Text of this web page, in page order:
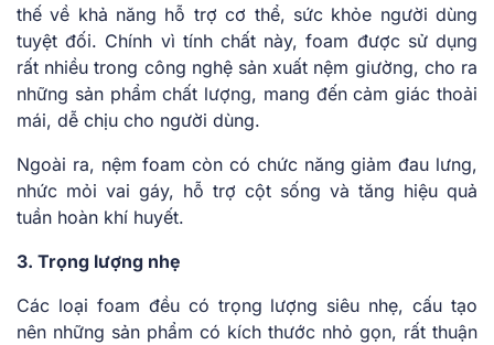
thế về khả năng hỗ trợ cơ thể, sức khỏe người dùng
tuyệt đối. Chính vì tính chất này, foam được sử dụng
rất nhiều trong công nghệ sản xuất nệm giường, cho ra
những sản phẩm chất lượng, mang đến cảm giác thoải
mái, dễ chịu cho người dùng.
Ngoài ra, nệm foam còn có chức năng giảm đau lưng,
nhức mỏi vai gáy, hỗ trợ cột sống và tăng hiệu quả
tuần hoàn khí huyết.
3. Trọng lượng nhẹ
Các loại foam đều có trọng lượng siêu nhẹ, cấu tạo
nên những sản phẩm có kích thước nhỏ gọn, rất thuận